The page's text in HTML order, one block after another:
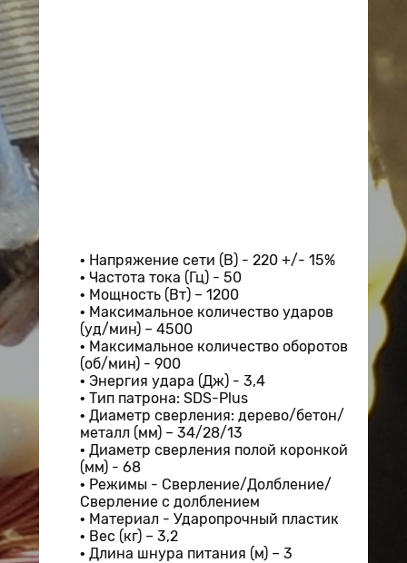
Напряжение сети (В) - 220 +/- 15%
Частота тока (Гц) - 50
Мощность (Вт) – 1200
Максимальное количество ударов
(уд/мин) – 4500
Максимальное количество оборотов
(об/мин) - 900
Энергия удара (Дж) - 3,4
Тип патрона: SDS-Plus
Диаметр сверления:дерево/бетон/
металл (мм) – 34/28/13
Диаметр сверления полой коронкой
(мм) - 68
Режимы - Сверление/Долбление/
Сверление с долблением
Материал - Ударопрочный пластик
Вес (кг) – 3,2
Длина шнура питания (м) – 3